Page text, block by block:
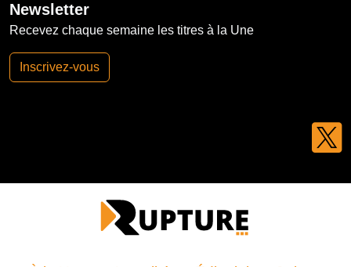
Newsletter
Recevez chaque semaine les titres à la Une
Inscrivez-vous